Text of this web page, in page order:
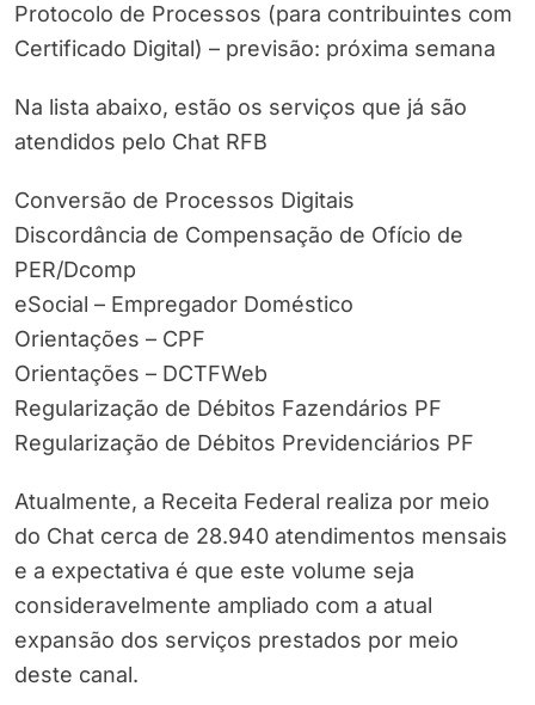
Protocolo de Processos (para contribuintes com
Certificado Digital) – previsão: próxima semana
Na lista abaixo, estão os serviços que já são
atendidos pelo Chat RFB
Conversão de Processos Digitais
Discordância de Compensação de Ofício de
PER/Dcomp
eSocial – Empregador Doméstico
Orientações – CPF
Orientações – DCTFWeb
Regularização de Débitos Fazendários PF
Regularização de Débitos Previdenciários PF
Atualmente, a Receita Federal realiza por meio
do Chat cerca de 28.940 atendimentos mensais
e a expectativa é que este volume seja
consideravelmente ampliado com a atual
expansão dos serviços prestados por meio
deste canal.